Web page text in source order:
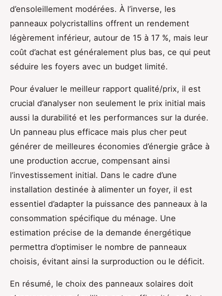
d’ensoleillement modérées. À l’inverse, les
panneaux polycristallins offrent un rendement
légèrement inférieur, autour de 15 à 17 %, mais leur
coût d’achat est généralement plus bas, ce qui peut
séduire les foyers avec un budget limité.
Pour évaluer le meilleur rapport qualité/prix, il est
crucial d’analyser non seulement le prix initial mais
aussi la durabilité et les performances sur la durée.
Un panneau plus efficace mais plus cher peut
générer de meilleures économies d’énergie grâce à
une production accrue, compensant ainsi
l’investissement initial. Dans le cadre d’une
installation destinée à alimenter un foyer, il est
essentiel d’adapter la puissance des panneaux à la
consommation spécifique du ménage. Une
estimation précise de la demande énergétique
permettra d’optimiser le nombre de panneaux
choisis, évitant ainsi la surproduction ou le déficit.
En résumé, le choix des panneaux solaires doit